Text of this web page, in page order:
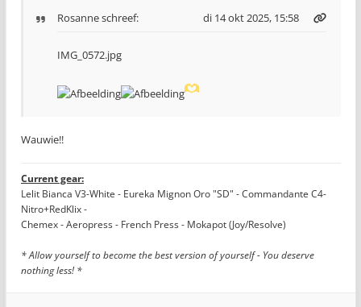
Rosanneschreef: di 14 okt 2025, 15:58
IMG_0572.jpg
Wauwie!!
Current gear:
Lelit Bianca V3-White - Eureka Mignon Oro "SD" - Commandante C4-
Nitro+RedKlix -
Chemex - Aeropress - French Press - Mokapot (Joy/Resolve)
* Allow yourself to become the best version of yourself - You deserve
nothing less! *